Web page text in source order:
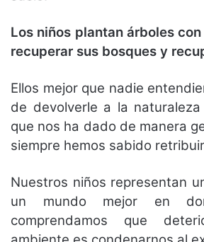
Los niños plantan árboles
recuperar sus bosques y
Ellos mejor que nadie
de devolverle a la
que nos ha dado de manera
siempre hemos sabido
Nuestros niños representan
un mundo mejor en
comprendamos que